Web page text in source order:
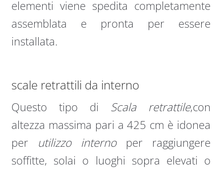
elementi viene spedita completamente
assemblata e pronta per essere
installata.
scale retrattili da interno
Questo tipo di Scala retrattile,con
altezza massima pari a 425 cm è idonea
per utilizzo internoper raggiungere
soffitte, solai o luoghi sopra elevati o